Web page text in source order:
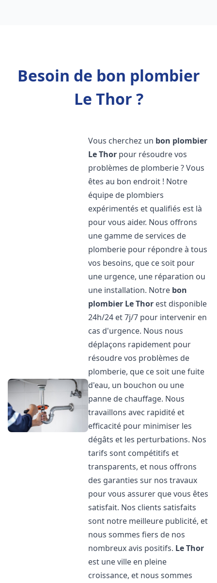
Besoin de bon plombier
Le Thor ?
Vous cherchez un bon plombier
Le Thor pour résoudre vos
problèmes de plomberie ? Vous
êtes au bon endroit ! Notre
équipe de plombiers
expérimentés et qualifiés est là
pour vous aider. Nous offrons
une gamme de services de
plomberie pour répondre à tous
vos besoins, que ce soit pour
une urgence, une réparation ou
une installation. Notre bon
plombier Le Thor est disponible
24h/24 et 7j/7 pour intervenir en
cas d'urgence. Nous nous
déplaçons rapidement pour
résoudre vos problèmes de
plomberie, que ce soit une fuite
d'eau, un bouchon ou une
panne de chauffage. Nous
travaillons avec rapidité et
efficacité pour minimiser les
dégâts et les perturbations. Nos
tarifs sont compétitifs et
transparents, et nous offrons
des garanties sur nos travaux
pour vous assurer que vous êtes
satisfait. Nos clients satisfaits
sont notre meilleure publicité, et
nous sommes fiers de nos
nombreux avis positifs. Le Thor
est une ville en pleine
croissance, et nous sommes